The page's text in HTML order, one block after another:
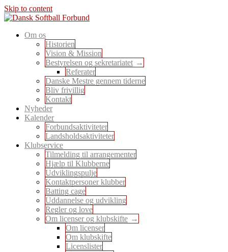
Skip to content
Dansk Softball Forbund
En sport for alle
Om os
Historien
Vision & Mission
Bestyrelsen og sekretariatet
Referater
Danske Mestre gennem tiderne
Bliv frivillig
Kontakt
Nyheder
Kalender
Forbundsaktiviteter
Landsholdsaktiviteter
Klubservice
Tilmelding til arrangementer
Hjælp til Klubberne
Udviklingspulje
Kontaktpersoner klubber
Batting cage
Uddannelse og udvikling
Regler og love
Om licenser og klubskifte
Om licenser
Om klubskifte
Licenslister